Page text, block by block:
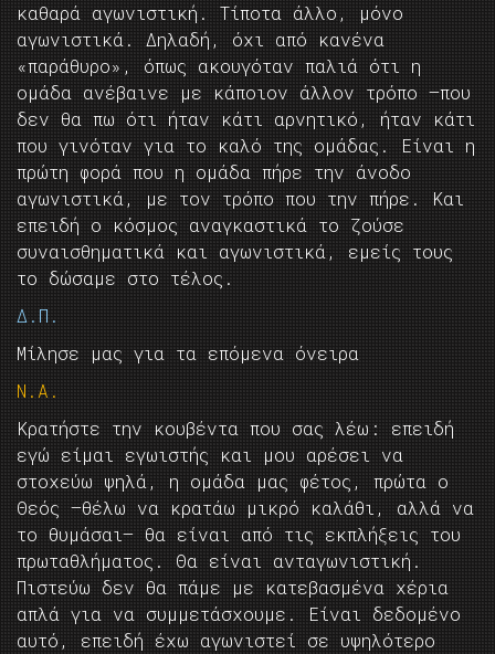
καθαρά αγωνιστική. Τίποτα άλλο, μόνο
αγωνιστικά. Δηλαδή, όχι από κανένα
«παράθυρο», όπως ακουγόταν παλιά ότι η
ομάδα ανέβαινε με κάποιον άλλον τρόπο —που
δεν θα πω ότι ήταν κάτι αρνητικό, ήταν κάτι
που γινόταν για το καλό της ομάδας. Είναι η
πρώτη φορά που η ομάδα πήρε την άνοδο
αγωνιστικά, με τον τρόπο που την πήρε. Και
επειδή ο κόσμος αναγκαστικά το ζούσε
συναισθηματικά και αγωνιστικά, εμείς τους
το δώσαμε στο τέλος.
Δ.Π.
Μίλησε μας για τα επόμενα όνειρα
Ν.Α.
Κρατήστε την κουβέντα που σας λέω: επειδή
εγώ είμαι εγωιστής και μου αρέσει να
στοχεύω ψηλά, η ομάδα μας φέτος, πρώτα ο
Θεός —θέλω να κρατάω μικρό καλάθι, αλλά να
το θυμάσαι— θα είναι από τις εκπλήξεις του
πρωταθλήματος. Θα είναι ανταγωνιστική.
Πιστεύω δεν θα πάμε με κατεβασμένα χέρια
απλά για να συμμετάσχουμε. Είναι δεδομένο
αυτό, επειδή έχω αγωνιστεί σε υψηλότερο